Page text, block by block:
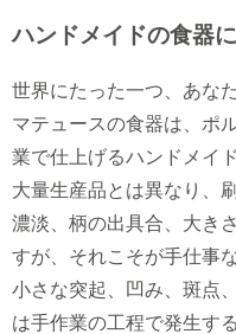
ハンドメイドの食器
世界にたった一つ、あな
マテュースの食器は、ポ
業で仕上げるハンドメイド
大量生産品とは異なり、
濃淡、柄の出具合、大き
すが、それこそが手仕事
小さな突起、凹み、斑点
は手作業の工程で発生す